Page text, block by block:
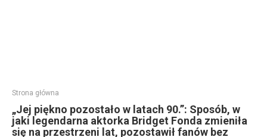
Strona główna
„Jej piękno pozostało w latach 90.”: Sposób, w
jaki legendarna aktorka Bridget Fonda zmieniła
się na przestrzeni lat, pozostawił fanów bez